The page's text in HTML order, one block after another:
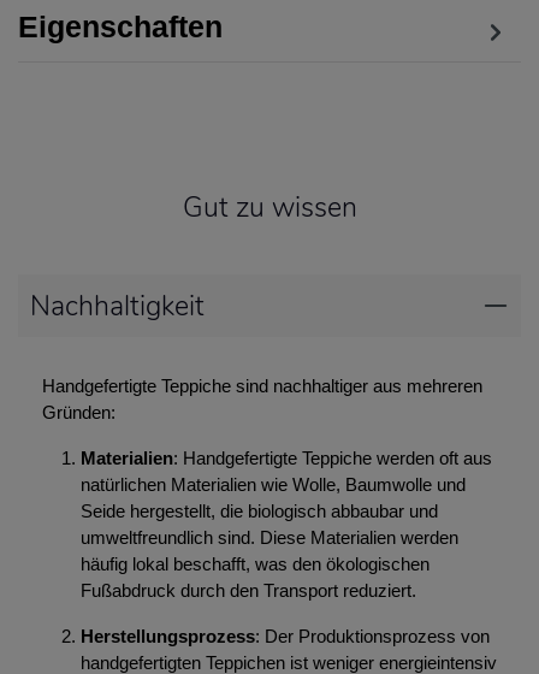
Eigenschaften
Gut zu wissen
Nachhaltigkeit
Handgefertigte Teppiche sind nachhaltiger aus mehreren
Gründen:
Materialien: Handgefertigte Teppiche werden oft aus
natürlichen Materialien wie Wolle, Baumwolle und
Seide hergestellt, die biologisch abbaubar und
umweltfreundlich sind. Diese Materialien werden
häufig lokal beschafft, was den ökologischen
Fußabdruck durch den Transport reduziert.
Herstellungsprozess: Der Produktionsprozess von
handgefertigten Teppichen ist weniger energieintensiv